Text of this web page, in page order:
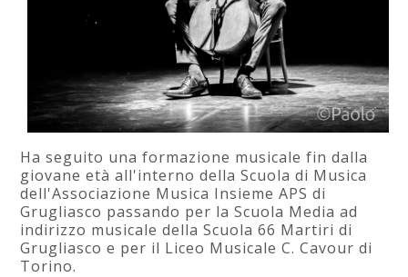
Ha seguito una formazione musicale fin dalla
giovane età all'interno della Scuola di Musica
dell'Associazione Musica Insieme APS di
Grugliasco passando per la Scuola Media ad
indirizzo musicale della Scuola 66 Martiri di
Grugliasco e per il Liceo Musicale C. Cavour di
Torino.